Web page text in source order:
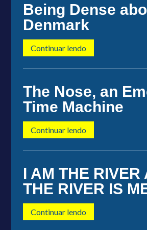
Being Dense
Denmark
Continuar lendo
The Nose, an
Time Machine
Continuar lendo
I AM THE RIVER
THE RIVER IS
Continuar lendo